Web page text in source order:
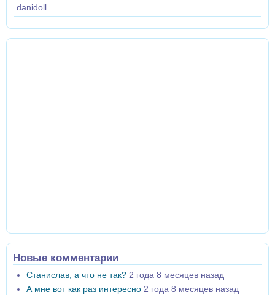
danidoll
Новые комментарии
Станислав, а что не так? 2 года 8 месяцев назад
А мне вот как раз интересно 2 года 8 месяцев назад